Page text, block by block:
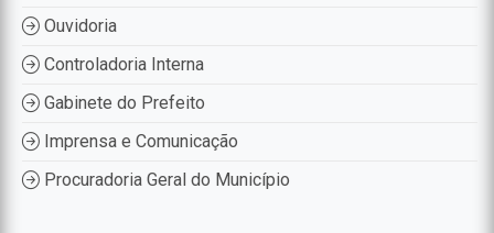
Ouvidoria
Controladoria Interna
Gabinete do Prefeito
Imprensa e Comunicação
Procuradoria Geral do Município